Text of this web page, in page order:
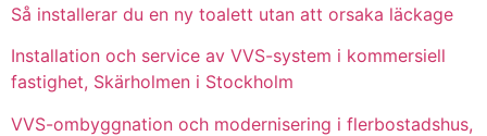
Så installerar du en ny toalett utan att orsaka läckage
Installation och service av VVS-system i kommersiell
fastighet, Skärholmen i Stockholm
VVS-ombyggnation och modernisering i flerbostadshus,